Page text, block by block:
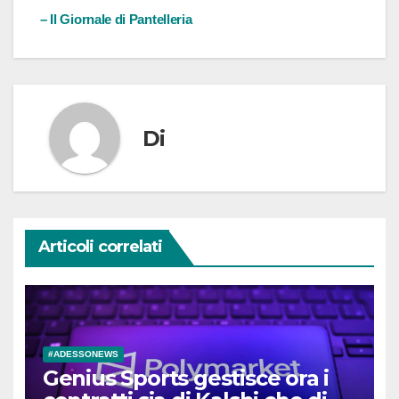
– Il Giornale di Pantelleria
Di
Articoli correlati
#ADESSONEWS
Genius Sports gestisce ora i